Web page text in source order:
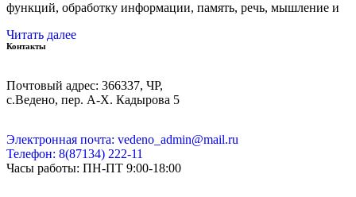
функций, обработку информации, память, речь, мышление и
Читать далее
Контакты
Почтовый адрес: 366337, ЧР,
с.Ведено, пер. А-Х. Кадыровa 5
Электронная почта: vedeno_admin@mail.ru
Телефон: 8(87134) 222-11
Часы работы: ПН-ПТ 9:00-18:00